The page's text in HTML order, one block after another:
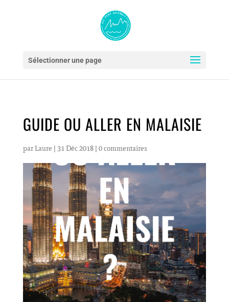
Sélectionner une page
GUIDE OU ALLER EN MALAISIE
par Laure | 31 Déc 2018| 0 commentaires